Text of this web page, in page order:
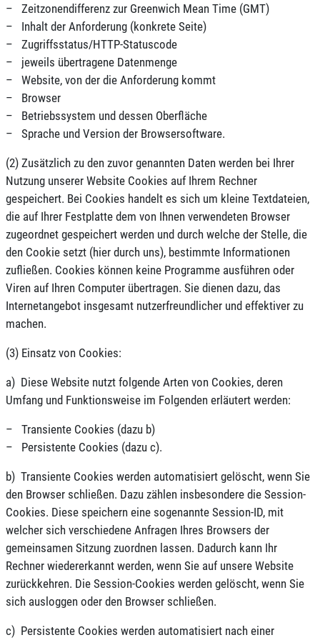
– Zeitzonendifferenz zur Greenwich Mean Time (GMT)
– Inhalt der Anforderung (konkrete Seite)
– Zugriffsstatus/HTTP-Statuscode
– jeweils übertragene Datenmenge
– Website, von der die Anforderung kommt
– Browser
– Betriebssystem und dessen Oberfläche
– Sprache und Version der Browsersoftware.
(2) Zusätzlich zu den zuvor genannten Daten werden bei Ihrer
Nutzung unserer Website Cookies auf Ihrem Rechner
gespeichert. Bei Cookies handelt es sich um kleine Textdateien,
die auf Ihrer Festplatte dem von Ihnen verwendeten Browser
zugeordnet gespeichert werden und durch welche der Stelle, die
den Cookie setzt (hier durch uns), bestimmte Informationen
zufließen. Cookies können keine Programme ausführen oder
Viren auf Ihren Computer übertragen. Sie dienen dazu, das
Internetangebot insgesamt nutzerfreundlicher und effektiver zu
machen.
(3) Einsatz von Cookies:
a) Diese Website nutzt folgende Arten von Cookies, deren
Umfang und Funktionsweise im Folgenden erläutert werden:
– Transiente Cookies (dazu b)
– Persistente Cookies (dazu c).
b) Transiente Cookies werden automatisiert gelöscht, wenn Sie
den Browser schließen. Dazu zählen insbesondere die Session-
Cookies. Diese speichern eine sogenannte Session-ID, mit
welcher sich verschiedene Anfragen Ihres Browsers der
gemeinsamen Sitzung zuordnen lassen. Dadurch kann Ihr
Rechner wiedererkannt werden, wenn Sie auf unsere Website
zurückkehren. Die Session-Cookies werden gelöscht, wenn Sie
sich ausloggen oder den Browser schließen.
c) Persistente Cookies werden automatisiert nach einer